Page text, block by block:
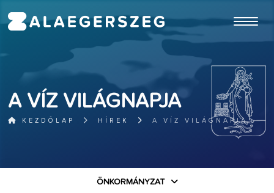
A VÍZ VILÁGNAPJA
KEZDŐLAP HÍREK A VÍZ VILÁGNAPJA
ÖNKORMÁNYZAT